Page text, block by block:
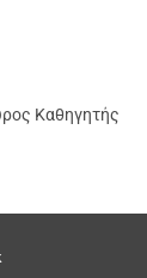
Καθηγητής